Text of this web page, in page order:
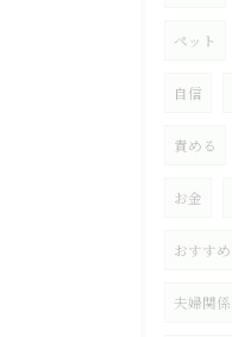
ペット
自信
責める
お金
おすすめ
夫婦関係